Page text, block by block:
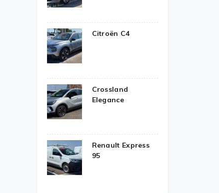
Citroën C4
Crossland
Elegance
Renault Express
95